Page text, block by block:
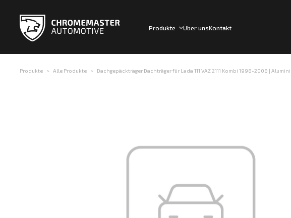
Produkte Über unsKontakt
Produkte Alle Produkte Dachgepäckträger Dachträger für Lada 111 VAZ 2111 Kombi 1998-2008 |